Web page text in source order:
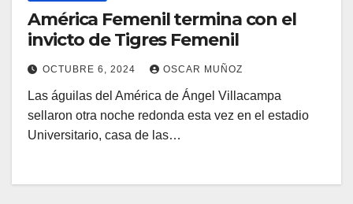
América Femenil termina con el
invicto de Tigres Femenil
OCTUBRE 6, 2024 OSCAR MUÑOZ
Las águilas del América de Ángel Villacampa
sellaron otra noche redonda esta vez en el estadio
Universitario, casa de las…